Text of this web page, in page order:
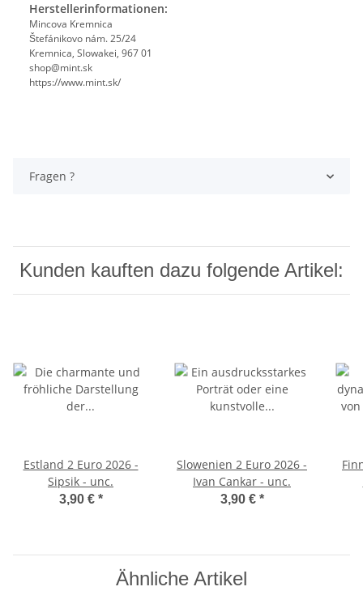
Herstellerinformationen:
Mincova Kremnica
Štefánikovo nám. 25/24
Kremnica, Slowakei, 967 01
shop@mint.sk
https://www.mint.sk/
Fragen ?
Kunden kauften dazu folgende Artikel:
Estland 2 Euro 2026 -
Sipsik - unc.
3,90 € *
Slowenien 2 Euro 2026 -
Ivan Cankar - unc.
3,90 € *
Ähnliche Artikel